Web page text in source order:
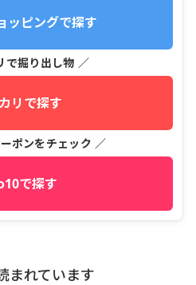
ッピングで探す
で掘り出し物 ／
リで探す
ポンをチェック ／
で探す
まれています